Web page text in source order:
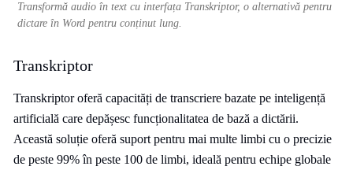
Transformă audio în text cu interfața Transkriptor, o alternativă pentru
dictare în Word pentru conținut lung.
Transkriptor
Transkriptor oferă capacități de transcriere bazate pe inteligență
artificială care depășesc funcționalitatea de bază a dictării.
Această soluție oferă suport pentru mai multe limbi cu o precizie
de peste 99% în peste 100 de limbi, ideală pentru echipe globale